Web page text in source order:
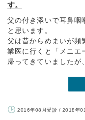
す。
父の付き添いで耳鼻咽
と思います。
父は昔からめまいが頻
業医に行くと「メニエ
帰ってきていましたが
2016年08月受診 / 2018年